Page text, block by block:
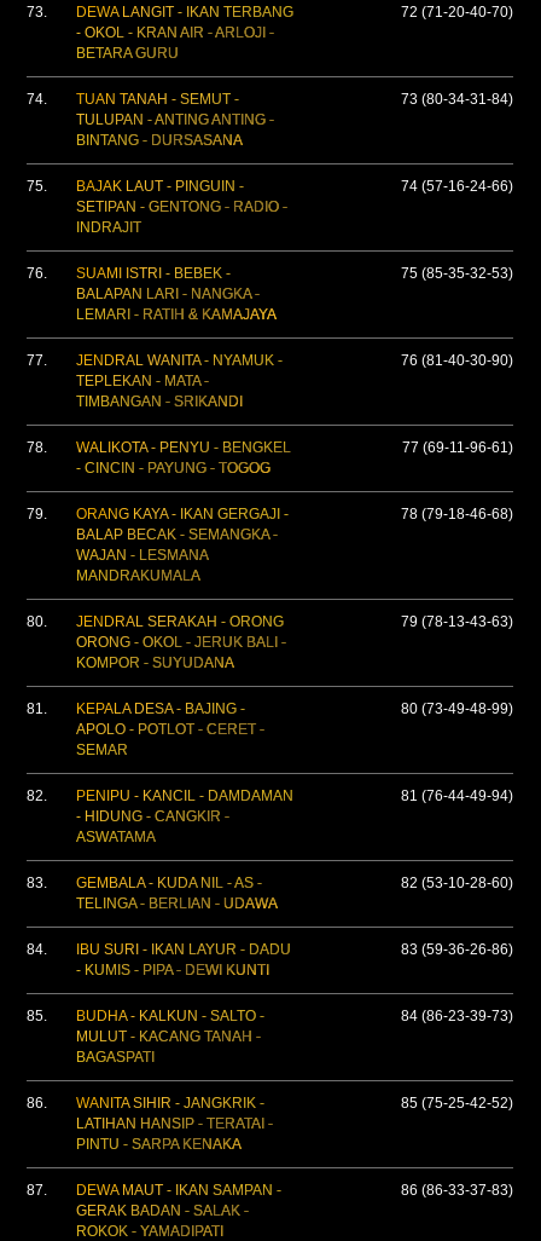
73.
DEWA LANGIT - IKAN TERBANG
- OKOL - KRAN AIR - ARLOJI -
BETARA GURU
72 (71-20-40-70)
74.
TUAN TANAH - SEMUT -
TULUPAN - ANTING ANTING -
BINTANG - DURSASANA
73 (80-34-31-84)
75.
BAJAK LAUT - PINGUIN -
SETIPAN - GENTONG - RADIO -
INDRAJIT
74 (57-16-24-66)
76.
SUAMI ISTRI - BEBEK -
BALAPAN LARI - NANGKA -
LEMARI - RATIH & KAMAJAYA
75 (85-35-32-53)
77.
JENDRAL WANITA - NYAMUK -
TEPLEKAN - MATA -
TIMBANGAN - SRIKANDI
76 (81-40-30-90)
78.
WALIKOTA - PENYU - BENGKEL
- CINCIN - PAYUNG - TOGOG
77 (69-11-96-61)
79.
ORANG KAYA - IKAN GERGAJI -
BALAP BECAK - SEMANGKA -
WAJAN - LESMANA
MANDRAKUMALA
78 (79-18-46-68)
80.
JENDRAL SERAKAH - ORONG
ORONG - OKOL - JERUK BALI -
KOMPOR - SUYUDANA
79 (78-13-43-63)
81.
KEPALA DESA - BAJING -
APOLO - POTLOT - CERET -
SEMAR
80 (73-49-48-99)
82.
PENIPU - KANCIL - DAMDAMAN
- HIDUNG - CANGKIR -
ASWATAMA
81 (76-44-49-94)
83.
GEMBALA - KUDA NIL - AS -
TELINGA - BERLIAN - UDAWA
82 (53-10-28-60)
84.
IBU SURI - IKAN LAYUR - DADU
- KUMIS - PIPA - DEWI KUNTI
83 (59-36-26-86)
85.
BUDHA - KALKUN - SALTO -
MULUT - KACANG TANAH -
BAGASPATI
84 (86-23-39-73)
86.
WANITA SIHIR - JANGKRIK -
LATIHAN HANSIP - TERATAI -
PINTU - SARPA KENAKA
85 (75-25-42-52)
87.
DEWA MAUT - IKAN SAMPAN -
GERAK BADAN - SALAK -
ROKOK - YAMADIPATI
86 (86-33-37-83)